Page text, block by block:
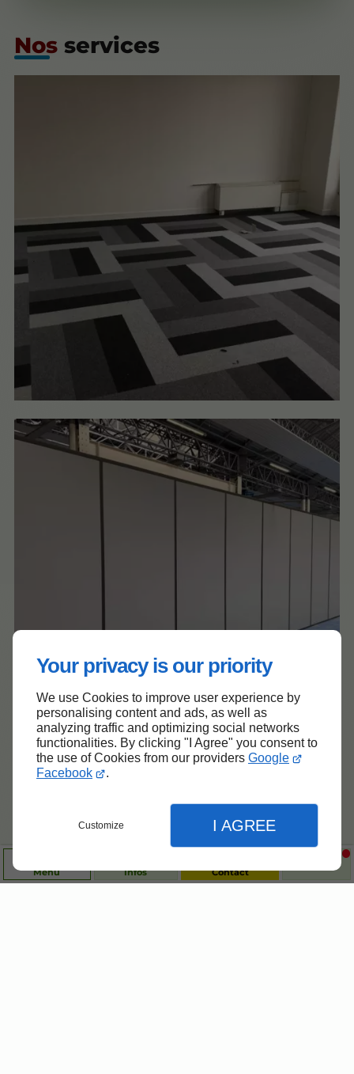
Your privacy is our priority
We use Cookies to improve user experience by
personalising content and ads, as well as
analyzing traffic and optimizing social networks
functionalities. By clicking "I Agree" you consent to
the use of Cookies from our providers Google
Facebook
.
Customize I AGREE
Menu Infos Contact
Nos services